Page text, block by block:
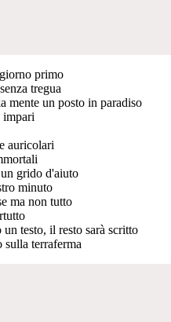
primo
tregua
mente un posto in paradiso
impari
auricolari
grido d'aiuto
minuto
ma non tutto
testo, il resto sarà scritto
sulla terraferma